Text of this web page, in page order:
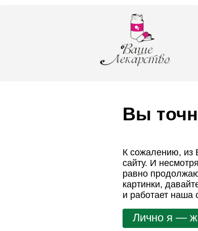
Вы
К сожалению, из
сайту. И
равно
картинки,
и работает наша
Лично я —